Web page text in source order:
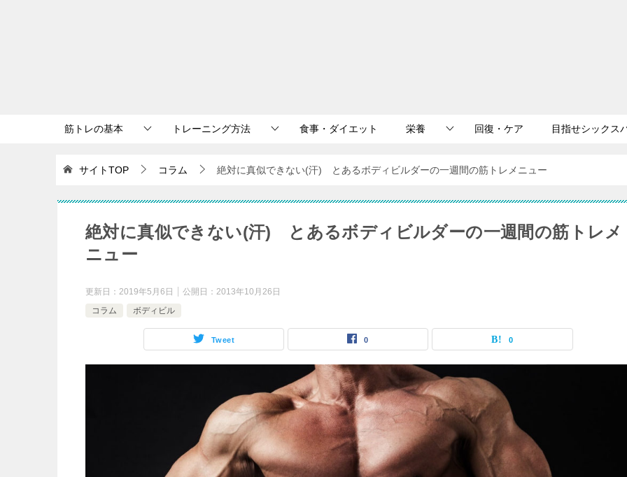
筋トレの基本 トレーニング方法 食事・ダイエット 栄養 回復・ケア 目指せシックス
サイトTOP コラム 絶対に真似できない(汗) とあるボディビルダーの一週間の筋トレメニュー
絶対に真似できない(汗) とあるボディビルダーの一週間の筋トレメ
ニュー
更新日： 2019年5月6日 公開日： 2013年10月26日
コラム
ボディビル
Tweet 0 0